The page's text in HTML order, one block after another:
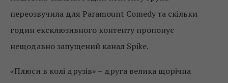
переозвучила для Paramount Comedy та скільки
годин ексклюзивного контенту пропонує
нещодавно запущений канал Spike.
«Плюси в колі друзів» – друга велика щорічна